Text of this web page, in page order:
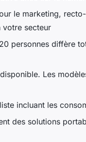
le marketing,
votre secteur
personnes diffère
Les
incluant les
des solutions